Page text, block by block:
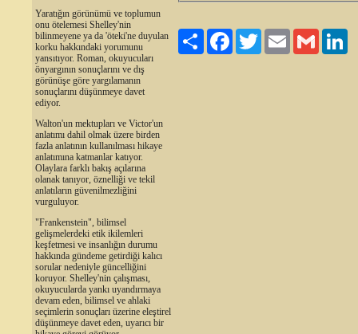
Yaratığın görünümü ve toplumun
onu ötelemesi Shelley'nin
bilinmeyene ya da 'öteki'ne duyulan
korku hakkındaki yorumunu
yansıtıyor. Roman, okuyucuları
önyargının sonuçlarını ve dış
görünüşe göre yargılamanın
sonuçlarını düşünmeye davet
ediyor.
Walton'un mektupları ve Victor'un
anlatımı dahil olmak üzere birden
fazla anlatının kullanılması hikaye
anlatımına katmanlar katıyor.
Olaylara farklı bakış açılarına
olanak tanıyor, öznelliği ve tekil
anlatıların güvenilmezliğini
vurguluyor.
"Frankenstein", bilimsel
gelişmelerdeki etik ikilemleri
keşfetmesi ve insanlığın durumu
hakkında gündeme getirdiği kalıcı
sorular nedeniyle güncelliğini
koruyor. Shelley'nin çalışması,
okuyucularda yankı uyandırmaya
devam eden, bilimsel ve ahlaki
seçimlerin sonuçları üzerine eleştirel
düşünmeye davet eden, uyarıcı bir
Paylaş FacebookTwitter Email Gmail